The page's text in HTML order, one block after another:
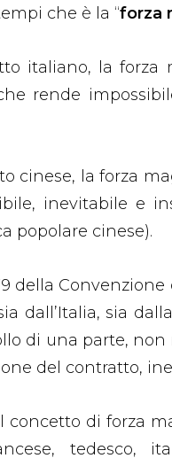
che è la “forza
italiano, la forza
rende
cinese, la forza
inevitabile e
popolare cinese).
della
dall’Italia, sia
di una parte,
del contratto,
concetto di forza
tedesco,